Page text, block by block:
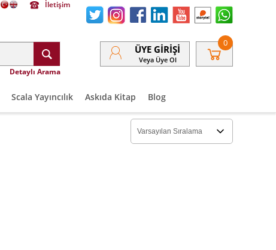
İletişim
Detaylı Arama
ÜYE GIRIŞI
Veya Üye Ol
0
Scala Yayıncılık Askıda Kitap Blog